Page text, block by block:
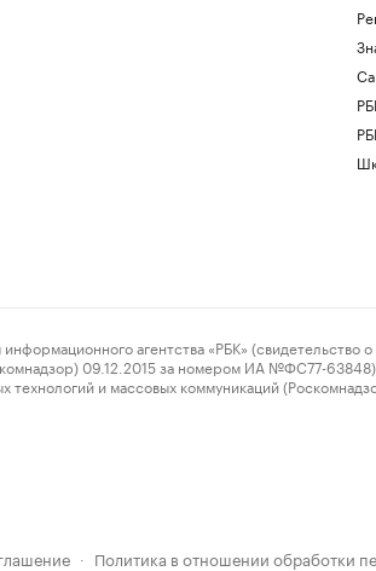
агентства «РБК» (свидетельство о
09.12.2015 за номером ИА №ФС77-63848)
и массовых коммуникаций
· Политика в отношении обработки